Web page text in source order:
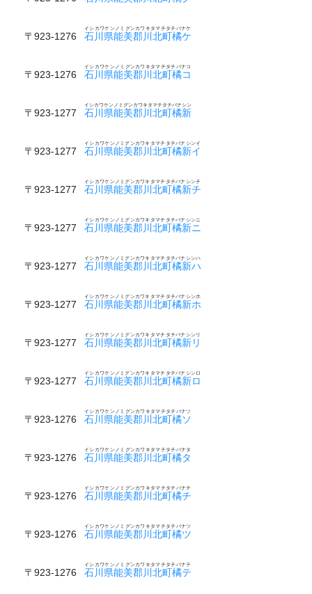
〒923-1276 石川県能美郡川北町橘ケ
イシカワケンノミグンカワキタマチタチバナケ
〒923-1276 石川県能美郡川北町橘コ
イシカワケンノミグンカワキタマチタチバナコ
〒923-1277 石川県能美郡川北町橘新
イシカワケンノミグンカワキタマチタチバナシン
〒923-1277 石川県能美郡川北町橘新イ
イシカワケンノミグンカワキタマチタチバナシンイ
〒923-1277 石川県能美郡川北町橘新チ
イシカワケンノミグンカワキタマチタチバナシンチ
〒923-1277 石川県能美郡川北町橘新ニ
イシカワケンノミグンカワキタマチタチバナシンニ
〒923-1277 石川県能美郡川北町橘新ハ
イシカワケンノミグンカワキタマチタチバナシンハ
〒923-1277 石川県能美郡川北町橘新ホ
イシカワケンノミグンカワキタマチタチバナシンホ
〒923-1277 石川県能美郡川北町橘新リ
イシカワケンノミグンカワキタマチタチバナシンリ
〒923-1277 石川県能美郡川北町橘新ロ
イシカワケンノミグンカワキタマチタチバナシンロ
〒923-1276 石川県能美郡川北町橘ソ
イシカワケンノミグンカワキタマチタチバナソ
〒923-1276 石川県能美郡川北町橘タ
イシカワケンノミグンカワキタマチタチバナタ
〒923-1276 石川県能美郡川北町橘チ
イシカワケンノミグンカワキタマチタチバナチ
〒923-1276 石川県能美郡川北町橘ツ
イシカワケンノミグンカワキタマチタチバナツ
〒923-1276 石川県能美郡川北町橘テ
イシカワケンノミグンカワキタマチタチバナテ